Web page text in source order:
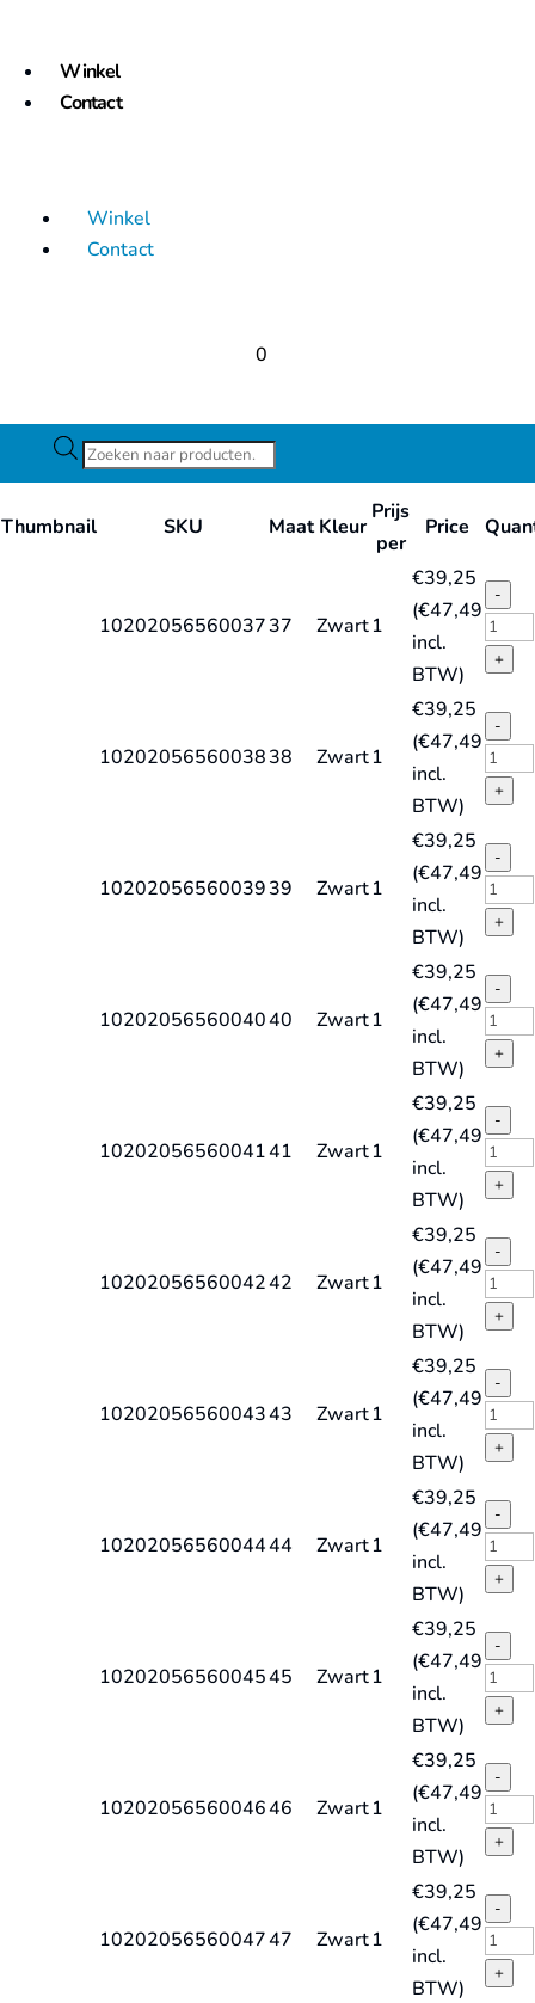
Winkel
Contact
Winkel
Contact
0
Producten
zoeken
Thumbnail
SKU Maat Kleur
Prijs
per
Price
1020205656003737 Zwart1
€39,25
(€47,49
incl.
BTW)
-
HRO
SRA
hoog
+
1020205656003838 Zwart1
€39,25
(€47,49
incl.
BTW)
-
HRO
SRA
hoog
+
1020205656003939 Zwart1
€39,25
(€47,49
incl.
BTW)
-
HRO
SRA
hoog
+
1020205656004040 Zwart1
€39,25
(€47,49
incl.
BTW)
-
HRO
SRA
hoog
+
1020205656004141 Zwart1
€39,25
(€47,49
incl.
BTW)
-
HRO
SRA
hoog
+
1020205656004242 Zwart1
€39,25
(€47,49
incl.
BTW)
-
HRO
SRA
hoog
+
1020205656004343 Zwart1
€39,25
(€47,49
incl.
BTW)
-
HRO
SRA
hoog
+
1020205656004444 Zwart1
€39,25
(€47,49
incl.
BTW)
-
HRO
SRA
hoog
+
1020205656004545 Zwart1
€39,25
(€47,49
incl.
BTW)
-
HRO
SRA
hoog
+
1020205656004646 Zwart1
€39,25
(€47,49
incl.
BTW)
-
HRO
SRA
hoog
+
1020205656004747 Zwart1
€39,25
(€47,49
incl.
BTW)
-
+